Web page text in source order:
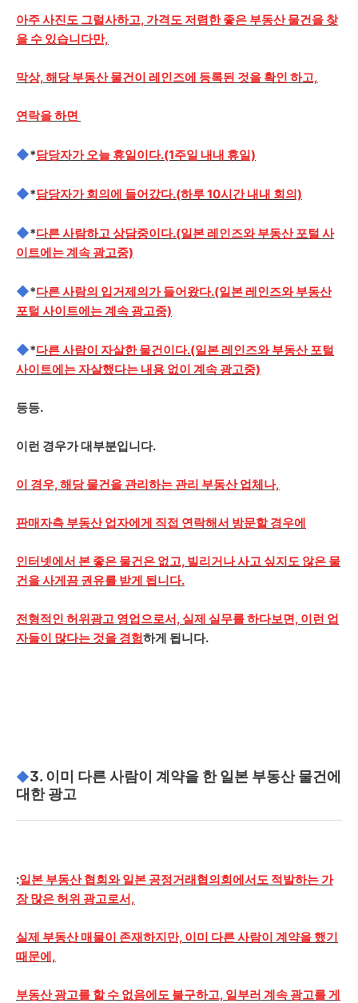
아주 사진도 그럴사하고, 가격도 저렴한 좋은 부동산 물건을 찾
을 수 있습니다만,
막상, 해당 부동산 물건이 레인즈에 등록된 것을 확인 하고,
연락을 하면
◆*담당자가 오늘 휴일이다.(1주일 내내 휴일)
◆*담당자가 회의에 들어갔다.(하루 10시간 내내 회의)
◆*다른 사람하고 상담중이다.(일본 레인즈와 부동산 포털 사
이트에는 계속 광고중)
◆*다른 사람의 입거제의가 들어왔다.(일본 레인즈와 부동산
포털 사이트에는 계속 광고중)
◆*다른 사람이 자살한 물건이다.(일본 레인즈와 부동산 포털
사이트에는 자살했다는 내용 없이 계속 광고중)
등등.
이런 경우가 대부분입니다.
이 경우, 해당 물건을 관리하는 관리 부동산 업체나,
판매자측 부동산 업자에게 직접 연락해서 방문할 경우에
인터넷에서 본 좋은 물건은 없고, 빌리거나 사고 싶지도 않은 물
건을 사게끔 권유를 받게 됩니다.
전형적인 허위광고 영업으로서, 실제 실무를 하다보면, 이런 업
자들이 많다는 것을 경험하게 됩니다.
◆3. 이미 다른 사람이 계약을 한 일본 부동산 물건에
대한 광고
:일본 부동산 협회와 일본 공정거래협의회에서도 적발하는 가
장 많은 허위 광고로서,
실제 부동산 매물이 존재하지만, 이미 다른 사람이 계약을 했기
때문에,
부동산 광고를 할 수 없음에도 불구하고, 일부러 계속 광고를 게